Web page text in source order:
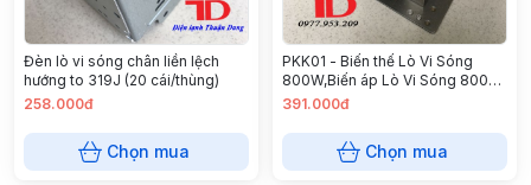
Đèn lò vi sóng chân liền lệch
hướng to 319J (20 cái/thùng)
258.000đ
Chọn mua
PKK01 - Biến thế Lò Vi Sóng
800W,Biến áp Lò Vi Sóng 800W
(6 cái/thùng)
391.000đ
Chọn mua